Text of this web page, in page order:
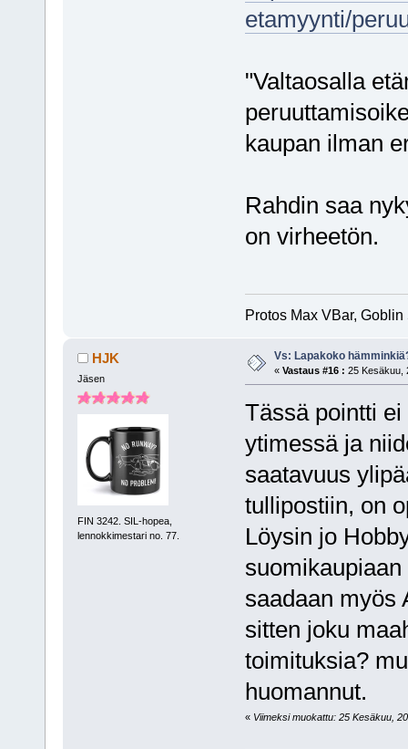
etamyynti/
"Valtaosalla
kaupan ilman
Rahdin saa
on virheetön.
Protos Max VBar,
HJK
Jäsen
FIN 3242. SIL-hopea,
lennokkimestari no. 77.
Vs: Lapakoko
« Vastaus #16 : 25 Kesäkuu,
Tässä pointti
ytimessä ja
saatavuus
tullipostiin, on
Löysin jo
saadaan myös
sitten joku
toimituksia?
huomannut.
« Viimeksi muokattu: 25 Kesäkuu,